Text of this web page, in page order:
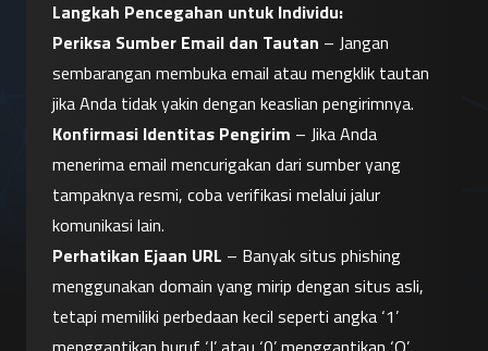
Langkah Pencegahan untuk Individu:
Periksa Sumber Email dan Tautan – Jangan
sembarangan membuka email atau mengklik tautan
jika Anda tidak yakin dengan keaslian pengirimnya.
Konfirmasi Identitas Pengirim – Jika Anda
menerima email mencurigakan dari sumber yang
tampaknya resmi, coba verifikasi melalui jalur
komunikasi lain.
Perhatikan Ejaan URL – Banyak situs phishing
menggunakan domain yang mirip dengan situs asli,
tetapi memiliki perbedaan kecil seperti angka ‘1’